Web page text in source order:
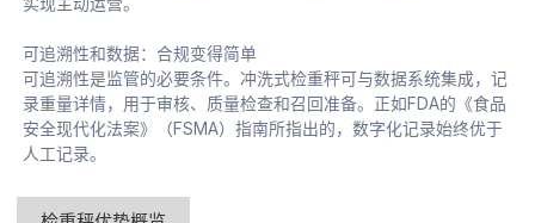
可追溯性和数据：合规变得简单
可追溯性是监管的必要条件。冲洗式检重秤可与数据系统集成，记
录重量详情，用于审核、质量检查和召回准备。正如FDA的《食品
安全现代化法案》（FSMA）指南所指出的，数字化记录始终优于
人工记录。